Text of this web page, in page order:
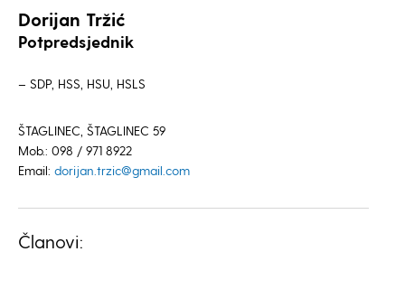
Dorijan Tržić
Potpredsjednik
– SDP, HSS, HSU, HSLS
ŠTAGLINEC, ŠTAGLINEC 59
Mob.: 098 / 971 8922
Email: dorijan.trzic@gmail.com
Članovi: